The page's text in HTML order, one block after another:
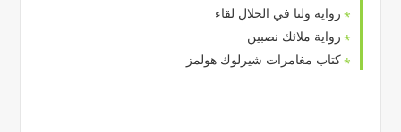
رواية ولنا في الحلال لقاء
رواية ملائك نصبين
كتاب مغامرات شيرلوك هولمز